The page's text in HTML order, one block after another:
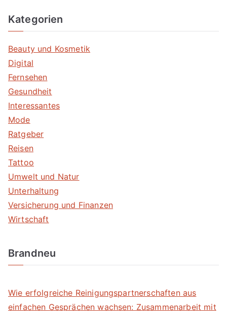
Kategorien
Beauty und Kosmetik
Digital
Fernsehen
Gesundheit
Interessantes
Mode
Ratgeber
Reisen
Tattoo
Umwelt und Natur
Unterhaltung
Versicherung und Finanzen
Wirtschaft
Brandneu
Wie erfolgreiche Reinigungspartnerschaften aus
einfachen Gesprächen wachsen: Zusammenarbeit mit